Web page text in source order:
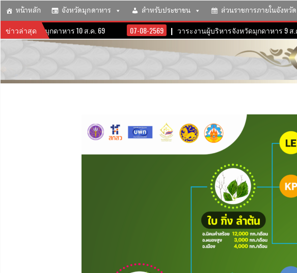
หน้าหลัก จังหวัดมุกดาหาร สำหรับประชาชน ส่วนราชการภายในจังหวัด
ข่าวล่าสุด
งหวัดมุกดาหาร 10 ส.ค. 69 07-08-2569 วาระงานผู้บริหารจังหวัดมุกดาหาร 9 ส.ค. 69